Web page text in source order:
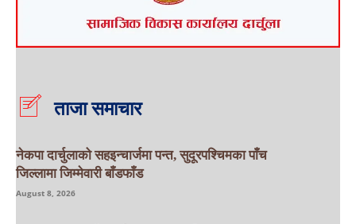
ताजा समाचार
नेकपा दार्चुलाको सहइन्चार्जमा पन्त, सुदूरपश्चिमका पाँच
जिल्लामा जिम्मेवारी बाँडफाँड
August 8, 2026